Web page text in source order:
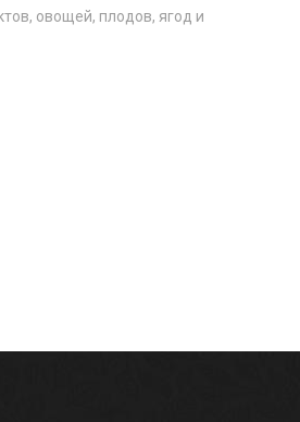
овощей, плодов, ягод и